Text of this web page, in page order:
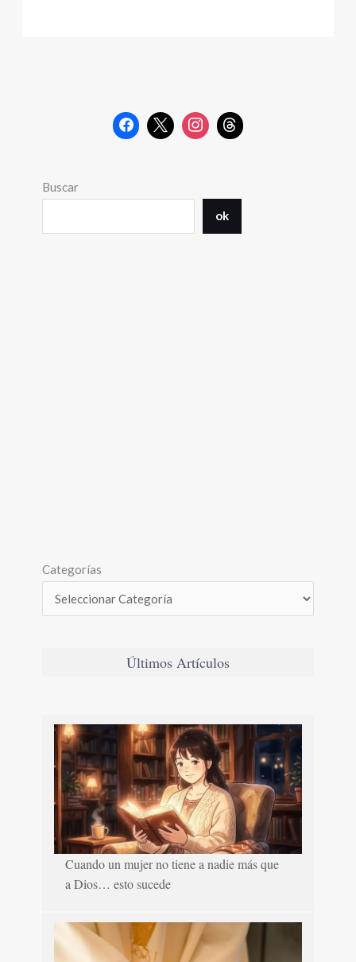
Buscar
ok
Categorías
Últimos Artículos
Cuando un mujer no tiene a nadie más que
a Dios… esto sucede